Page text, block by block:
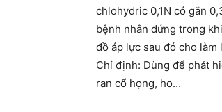
chlohydric 0,1N có gắn
bệnh nhân đứng trong
đồ áp lực sau đó cho
Chỉ định: Dùng để phát
ran cổ họng, ho…